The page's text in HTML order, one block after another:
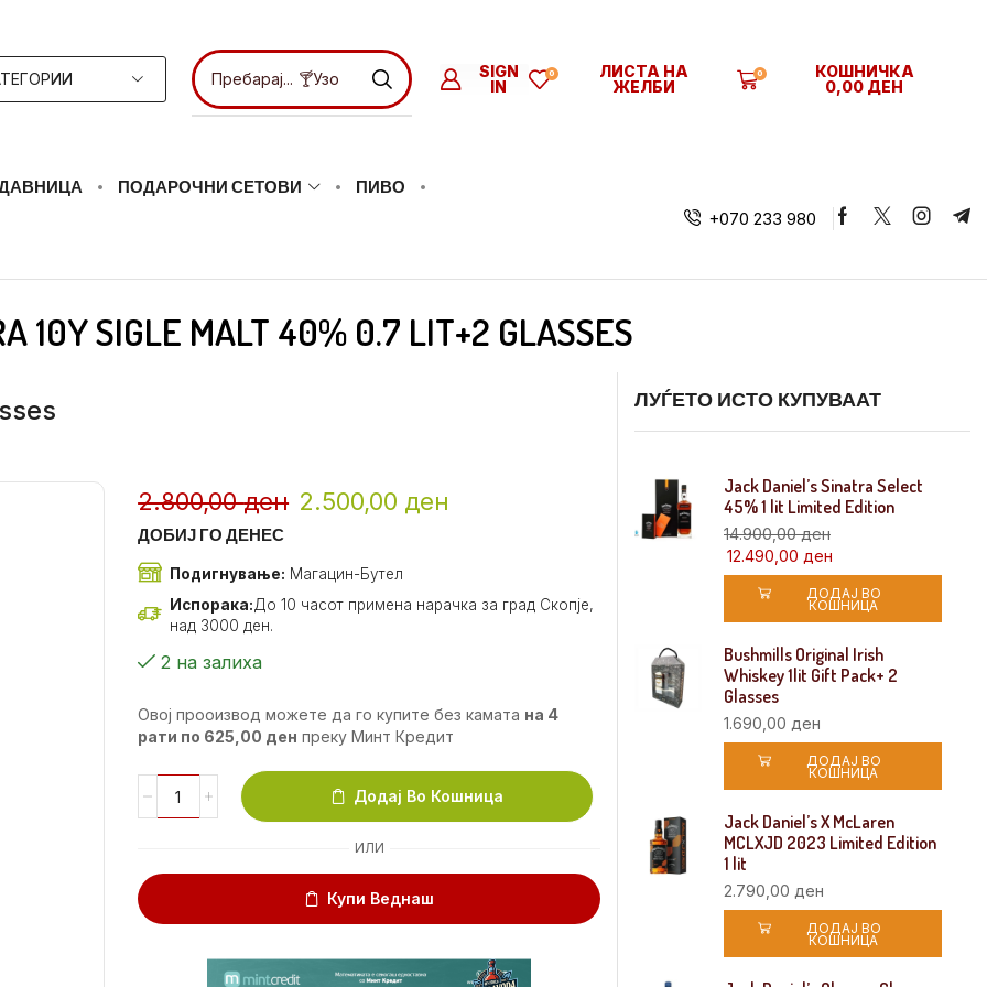
Пребарај... 🍸Ликери
SIGN
IN
ЛИСТА НА
ЖЕЛБИ
0
КОШНИЧКА
0,00ДЕН
ПОДАРОЧНИ СЕТОВИ
ПИВО
+070 233 980
10Y SIGLE MALT 40% 0.7 LIT+2 GLASSES
2.800,00ден 2.500,00 ден
ДОБИЈ ГО ДЕНЕС
Подигнување: Магацин-Бутел
Испорака:До 10 часот примена нарачка за град Скопје,
над 3000 ден.
2 на залиха
Овој прооизвод можете да го купите без камата на 4
рати по 625,00 ден преку Минт Кредит
Додај Во Кошница
ИЛИ
Купи Веднаш
ЛУЃЕТО ИСТО КУПУВААТ
Jack Daniel’s Sinatra Select
45% 1 lit Limited Edition
14.900,00ден
12.490,00 ден
ДОДАЈ ВО
КОШНИЦА
Bushmills Original Irish
Whiskey 1lit Gift Pack+ 2
Glasses
1.690,00 ден
ДОДАЈ ВО
КОШНИЦА
Jack Daniel’s X McLaren
MCLXJD 2023 Limited Edition
1 lit
2.790,00 ден
ДОДАЈ ВО
КОШНИЦА